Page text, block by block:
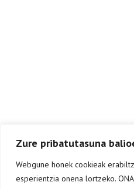
Zure pribatutasuna
Webgune honek cookieak
esperientzia onena lortzeko.